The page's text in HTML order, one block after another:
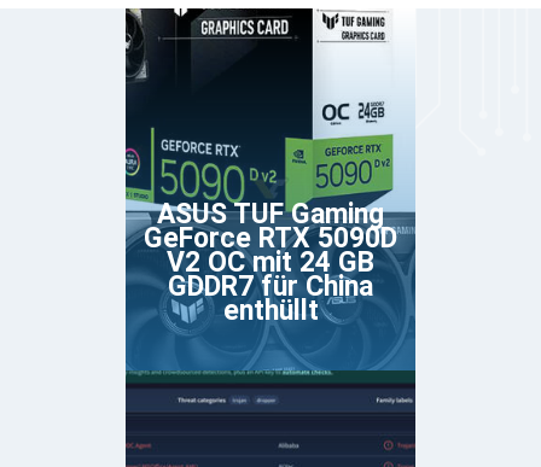
ASUS TUF Gaming
GeForce RTX 5090D
V2 OC mit 24 GB
GDDR7 für China
enthüllt